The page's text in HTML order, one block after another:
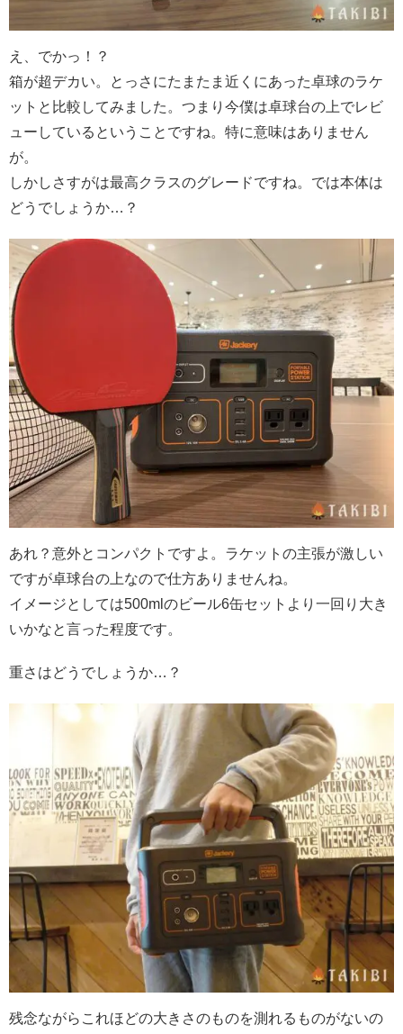
え、でかっ！？
箱が超デカい。とっさにたまたま近くにあった卓球のラケ
ットと比較してみました。つまり今僕は卓球台の上でレビ
ューしているということですね。特に意味はありません
が。
しかしさすがは最高クラスのグレードですね。では本体は
どうでしょうか…？
あれ？意外とコンパクトですよ。ラケットの主張が激しい
ですが卓球台の上なので仕方ありませんね。
イメージとしては500mlのビール6缶セットより一回り大き
いかなと言った程度です。
重さはどうでしょうか…？
残念ながらこれほどの大きさのものを測れるものがないの